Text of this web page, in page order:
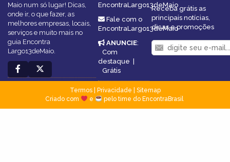
Maio num só lugar! Dicas,
onde ir, o que fazer, as
melhores empresas, locais,
serviços e muito mais no
guia Encontra
Largo13deMaio.
EncontraLargo13deMaio
Fale com o
EncontraLargo13deMaio
ANUNCIE:
Com
destaque |
Grátis
Receba grátis as
principais notícias,
dicas e promoções
Termos| Privacidade
Sitemap
Criado com
e pelo time do EncontraBrasil